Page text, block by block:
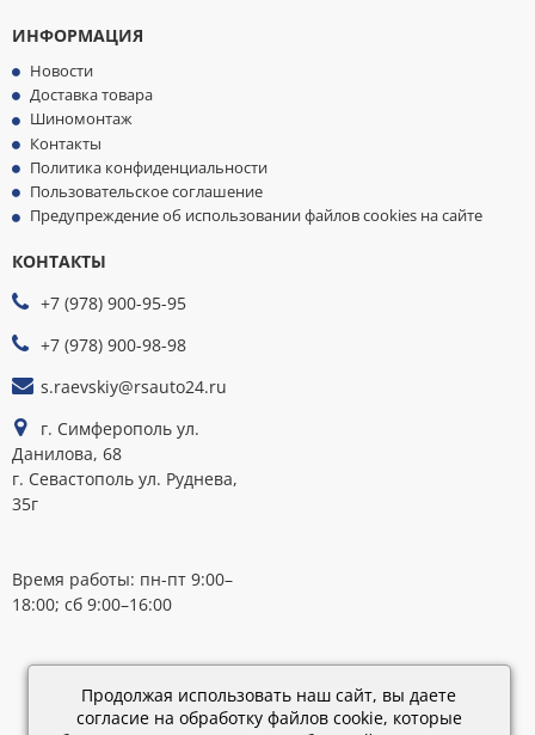
ИНФОРМАЦИЯ
Новости
Доставка товара
Шиномонтаж
Контакты
Политика конфиденциальности
Пользовательское соглашение
Предупреждение об использовании файлов cookies на сайте
КОНТАКТЫ
+7 (978) 900-95-95
+7 (978) 900-98-98
s.raevskiy@rsauto24.ru
г. Симферополь ул.
Данилова, 68
г. Севастополь ул. Руднева,
35г
Время работы: пн-пт 9:00–
18:00; сб 9:00–16:00
Каталог
28.02.2019
15:45
Продолжая использовать наш сайт, вы даете
согласие на обработку файлов cookie, которые